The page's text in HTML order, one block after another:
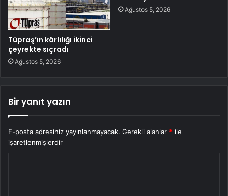
Tüpraş’ın kârlılığı ikinci
çeyrekte sıçradı
Ağustos 5, 2026
Ağustos 5, 2026
Bir yanıt yazın
E-posta adresiniz yayınlanmayacak. Gerekli alanlar * ile
işaretlenmişlerdir